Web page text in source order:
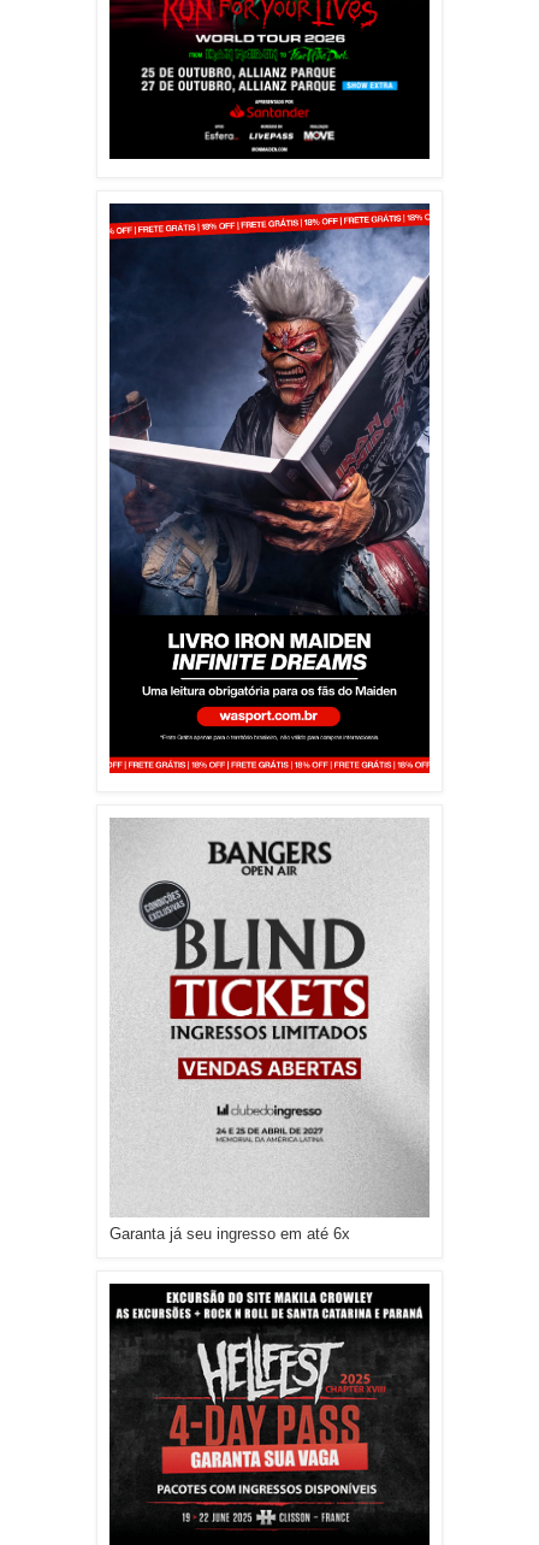
Garanta já seu ingresso em até 6x